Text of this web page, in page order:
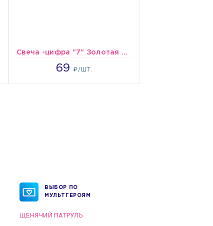
Свеча -цифра "7" Золотая 8см/V
69₽/ШТ.
69
ВЫБОР ПО
МУЛЬТГЕРОЯМ
ЩЕНЯЧИЙ ПАТРУЛЬ